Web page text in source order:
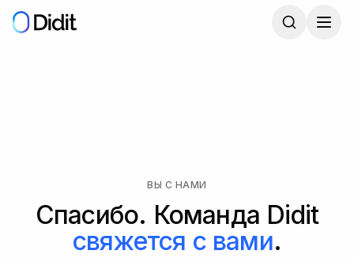
Перейти к основному содержимому
ВЫ С НАМИ
Спасибо. Команда Didit
свяжется с вами.